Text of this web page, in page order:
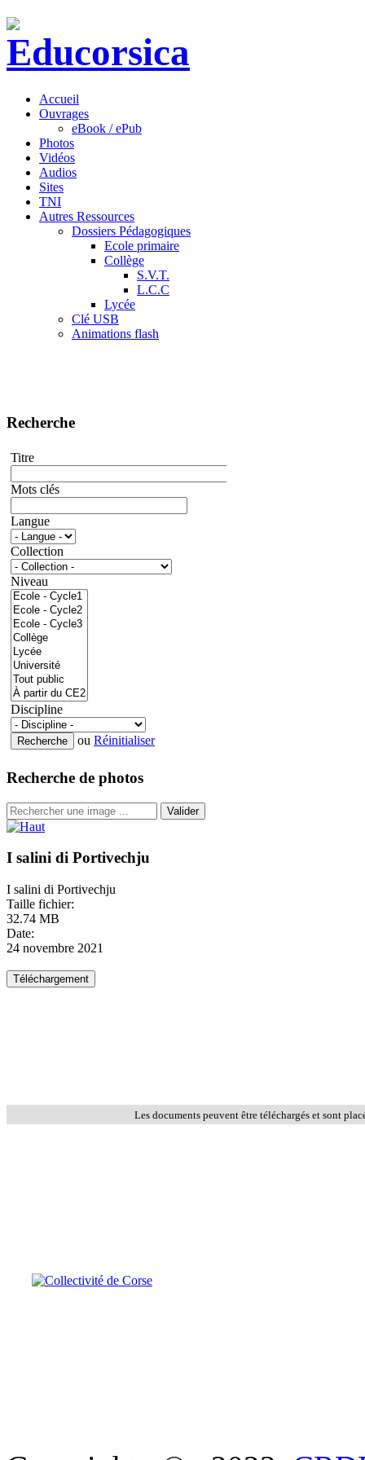
Accueil
Ouvrages
eBook / ePub
Photos
Vidéos
Audios
Sites
TNI
Autres Ressources
Dossiers Pédagogiques
Ecole primaire
Collège
S.V.T.
L.C.C
Lycée
Clé USB
Animations flash
Recherche
Titre
Mots clés
Langue
Collection
Niveau
Discipline
ou Réinitialiser
Recherche de photos
Valider
I salini di Portivechju
I salini di Portivechju
Taille fichier:
32.74 MB
Date:
24 novembre 2021
Les documents peuvent être téléchargés et sont